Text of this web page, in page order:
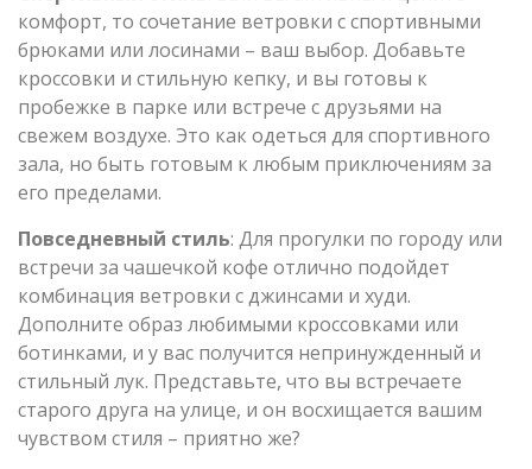
комфорт, то сочетание ветровки с спортивными
брюками или лосинами – ваш выбор. Добавьте
кроссовки и стильную кепку, и вы готовы к
пробежке в парке или встрече с друзьями на
свежем воздухе. Это как одеться для спортивного
зала, но быть готовым к любым приключениям за
его пределами.
Повседневный стиль: Для прогулки по городу или
встречи за чашечкой кофе отлично подойдет
комбинация ветровки с джинсами и худи.
Дополните образ любимыми кроссовками или
ботинками, и у вас получится непринужденный и
стильный лук. Представьте, что вы встречаете
старого друга на улице, и он восхищается вашим
чувством стиля – приятно же?